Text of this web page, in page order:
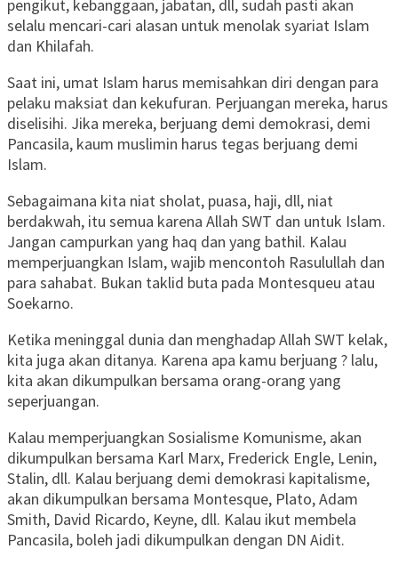
pengikut, kebanggaan, jabatan, dll, sudah pasti akan
selalu mencari-cari alasan untuk menolak syariat Islam
dan Khilafah.
Saat ini, umat Islam harus memisahkan diri dengan para
pelaku maksiat dan kekufuran. Perjuangan mereka, harus
diselisihi. Jika mereka, berjuang demi demokrasi, demi
Pancasila, kaum muslimin harus tegas berjuang demi
Islam.
Sebagaimana kita niat sholat, puasa, haji, dll, niat
berdakwah, itu semua karena Allah SWT dan untuk Islam.
Jangan campurkan yang haq dan yang bathil. Kalau
memperjuangkan Islam, wajib mencontoh Rasulullah dan
para sahabat. Bukan taklid buta pada Montesqueu atau
Soekarno.
Ketika meninggal dunia dan menghadap Allah SWT kelak,
kita juga akan ditanya. Karena apa kamu berjuang ? lalu,
kita akan dikumpulkan bersama orang-orang yang
seperjuangan.
Kalau memperjuangkan Sosialisme Komunisme, akan
dikumpulkan bersama Karl Marx, Frederick Engle, Lenin,
Stalin, dll. Kalau berjuang demi demokrasi kapitalisme,
akan dikumpulkan bersama Montesque, Plato, Adam
Smith, David Ricardo, Keyne, dll. Kalau ikut membela
Pancasila, boleh jadi dikumpulkan dengan DN Aidit.